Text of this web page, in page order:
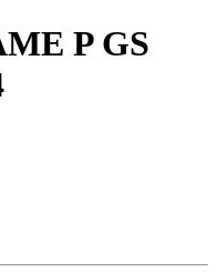
P GS